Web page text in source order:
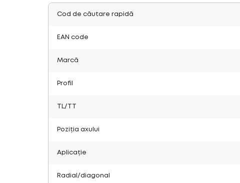
Cod de căutare rapidă
EAN code
Marcă
Profil
TL/TT
Poziția axului
Aplicație
Radial/diagonal